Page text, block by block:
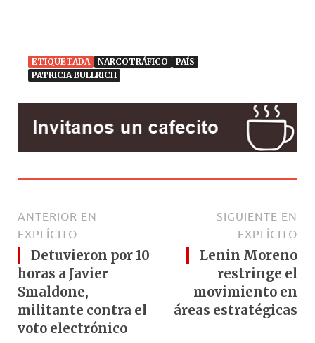
ETIQUETADA NARCOTRÁFICO
PAÍS
PATRICIA BULLRICH
ANTERIOR EN
EXPLÍCITO
Detuvieron por 10
horas a Javier
Smaldone,
militante contra el
voto electrónico
SIGUIENTE EN
EXPLÍCITO
Lenin Moreno
restringe el
movimiento en
áreas estratégicas